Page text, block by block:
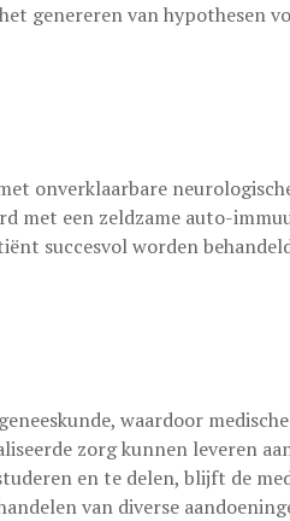
genereren van hypothesen
onverklaarbare
met een zeldzame auto-
succesvol worden
waardoor medische
zorg kunnen leveren
en te delen, blijft de
van diverse